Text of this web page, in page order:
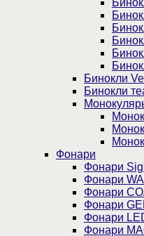
Бинокли
Бинокли
Фонари
Фонари
Фонари
Фонари
Фонари
Фонари
Фонари